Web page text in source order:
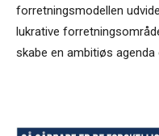
forretningsmodellen
lukrative
skabe en ambitiøs agenda